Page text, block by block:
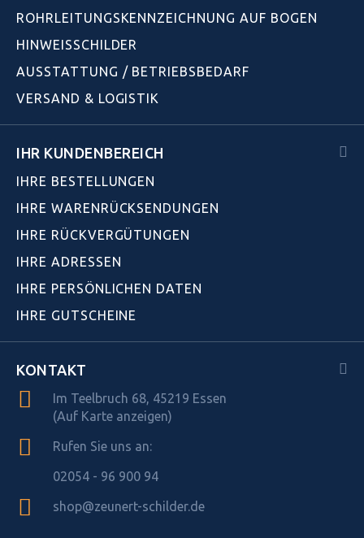
ROHRLEITUNGSKENNZEICHNUNG AUF BOGEN
HINWEISSCHILDER
AUSSTATTUNG / BETRIEBSBEDARF
VERSAND & LOGISTIK
IHR KUNDENBEREICH
IHRE BESTELLUNGEN
IHRE WARENRÜCKSENDUNGEN
IHRE RÜCKVERGÜTUNGEN
IHRE ADRESSEN
IHRE PERSÖNLICHEN DATEN
IHRE GUTSCHEINE
KONTAKT
Im Teelbruch 68, 45219 Essen
(Auf Karte anzeigen)
Rufen Sie uns an:
02054 - 96 900 94
shop@zeunert-schilder.de